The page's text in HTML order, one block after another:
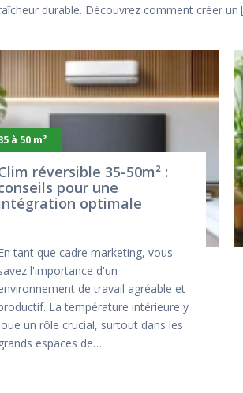
durable. Découvrez comment créer un
à 50 m²
réversible 35-50m² :
pour une
optimale
tant que cadre marketing, vous
l'importance d'un
de travail agréable et
La température intérieure y
un rôle crucial, surtout dans les
grands espaces de…